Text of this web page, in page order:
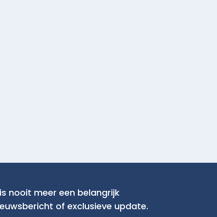
nooit meer een belangrijk
of exclusieve update.